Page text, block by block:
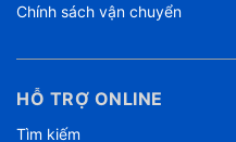
Chính sách vận chuyển
HỖ TRỢ ONLINE
Tìm kiếm